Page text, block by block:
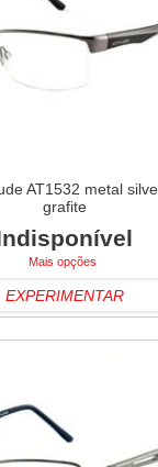
AT1532 metal
grafite
Mais opções
EXPERIMENTAR